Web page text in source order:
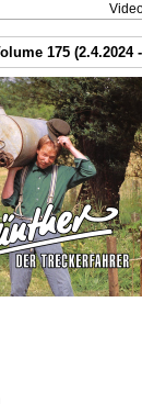
175 (2.4.2024